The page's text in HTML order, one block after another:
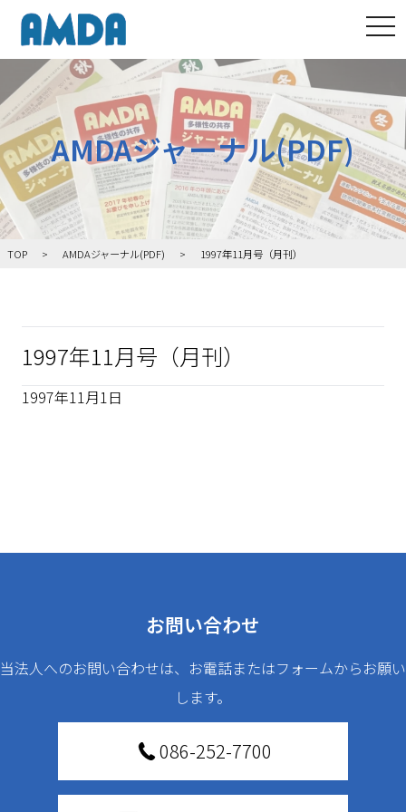
AMDAジャーナル(PDF)
TOP AMDAジャーナル(PDF) 1997年11月号（月刊）
1997年11月号（月刊）
1997年11月1日
お問い合わせ
当法人へのお問い合わせは、お電話またはフォームからお願い
します。
086-252-7700